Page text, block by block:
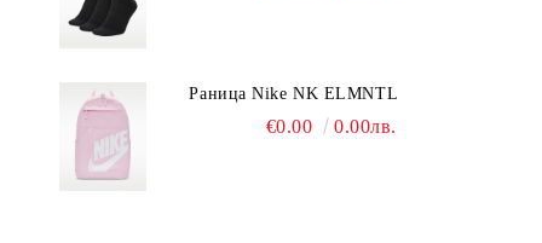
Раница Nike NK ELMNTL
€0.00 0.00лв.